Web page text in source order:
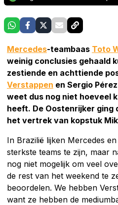
Mercedes-teambaas Toto
weinig conclusies gehaald
zestiende en achttiende
Verstappen en Sergio
weet dus nog niet hoeveel
heeft. De Oostenrijker ging
het vertrek van kopstuk
In Brazilië lijken Mercedes en
sterkste teams te zijn, maar
nog niet mogelijk om veel
de rest van het weekend te
beoordelen. We hebben
want ze hebben de